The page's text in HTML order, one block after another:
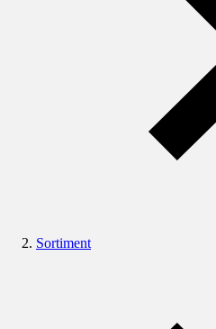
Sortiment